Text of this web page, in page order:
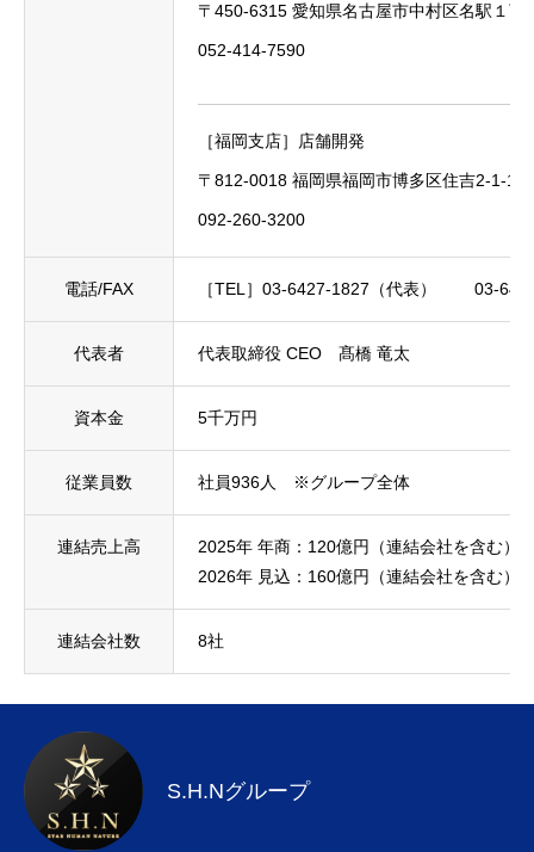
採用情報
NAVI HOME 採用情報
お知らせ
お問い合わせフォーム
〒450-6315 愛知県名古屋市中村区名駅１
052-414-7590
［福岡支店］店舗開発
〒812-0018 福岡県福岡市博多区住吉2-1-1
092-260-3200
電話/FAX ［TEL］03-6427-1827（代表） 03-
代表者 代表取締役 CEO 髙橋 竜太
資本金 5千万円
従業員数 社員936人 ※グループ全体
連結売上高
2025年 年商：120億円（連結会社を含む）
2026年 見込：160億円（連結会社を含む）
連結会社数 8社
S.H.Nグループ